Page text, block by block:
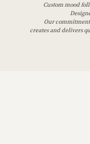
Custom mood
Our
creates and delivers